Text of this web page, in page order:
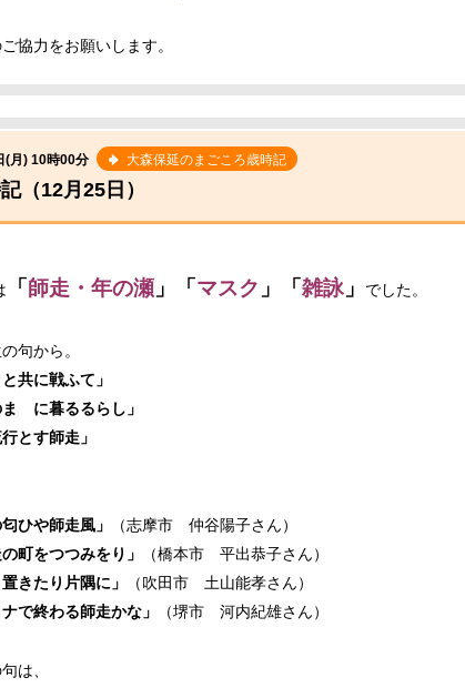
協力をお願いします。
(月) 10時00分 大森保延のまごころ歳時記
（12月25日）
「師走・年の瀬 」「マスク 」 「雑詠」 でした。
句から。
共に戦ふて」
ゝに暮るるらし」
とす師走」
ひや師走風」
（志摩市 仲谷陽子さん）
町をつつみをり」
（橋本市 平出恭子さん）
きたり片隅に」
（吹田市 土山能孝さん）
で終わる師走かな」
（堺市 河内紀雄さん）
は、